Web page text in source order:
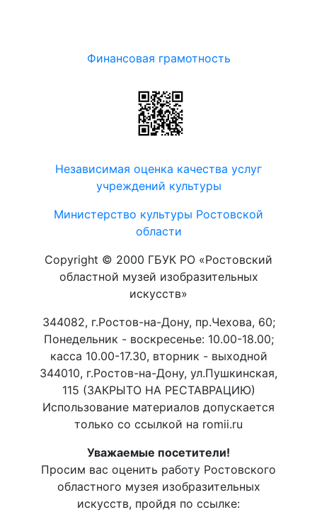
Финансовая грамотность
Независимая оценка качества услуг
учреждений культуры
Министерство культуры Ростовской
области
Copyright © 2000 ГБУК РО «Ростовский
областной музей изобразительных
искусств»
344082, г.Ростов-на-Дону, пр.Чехова, 60;
Понедельник - воскресенье: 10.00-18.00;
касса 10.00-17.30, вторник - выходной
344010, г.Ростов-на-Дону, ул.Пушкинская,
115 (ЗАКРЫТО НА РЕСТАВРАЦИЮ)
Использование материалов допускается
только со ссылкой на romii.ru
Уважаемые посетители!
Просим вас оценить работу Ростовского
областного музея изобразительных
искусств, пройдя по ссылке: